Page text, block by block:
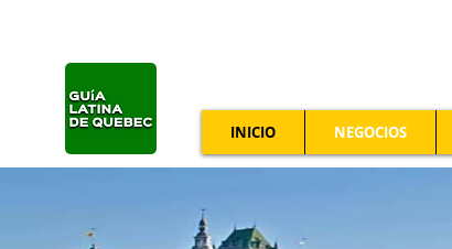
INICIO NEGOCIOS